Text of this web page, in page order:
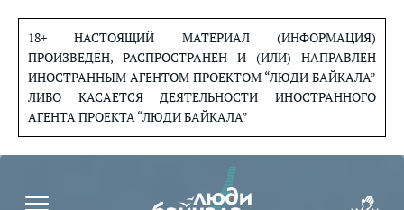
содержанию
18+ НАСТОЯЩИЙ МАТЕРИАЛ (ИНФОРМАЦИЯ)
ПРОИЗВЕДЕН, РАСПРОСТРАНЕН И (ИЛИ) НАПРАВЛЕН
ИНОСТРАННЫМ АГЕНТОМ ПРОЕКТОМ “ЛЮДИ БАЙКАЛА”
ЛИБО КАСАЕТСЯ ДЕЯТЕЛЬНОСТИ ИНОСТРАННОГО
АГЕНТА ПРОЕКТА “ЛЮДИ БАЙКАЛА”